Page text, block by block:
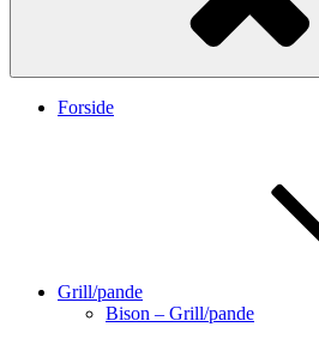
Forside
Grill/pande
Bison – Grill/pande